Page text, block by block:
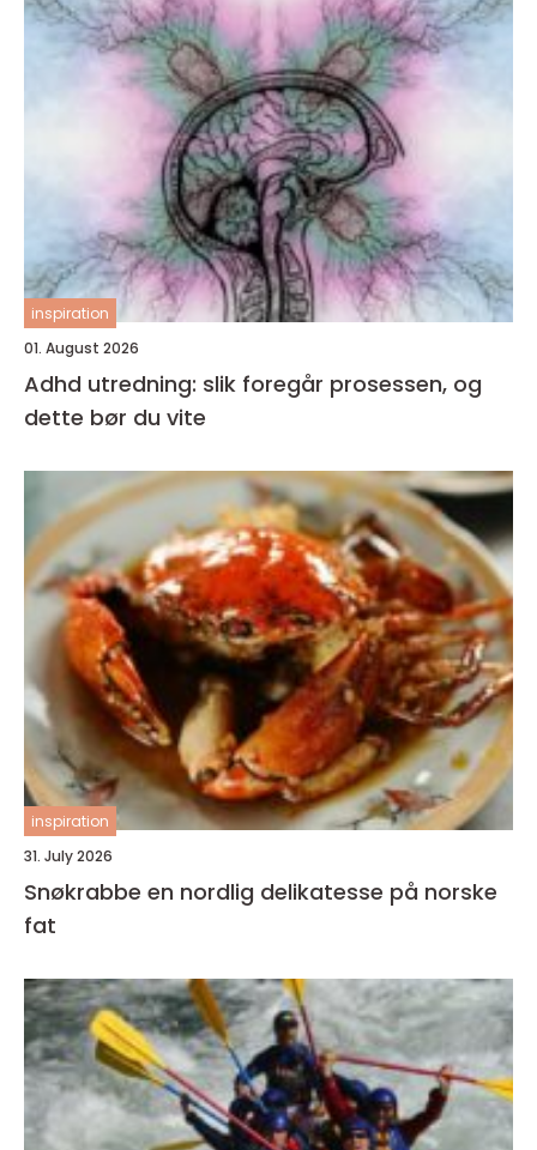
inspiration
01. August 2026
Adhd utredning: slik foregår prosessen, og
dette bør du vite
inspiration
31. July 2026
Snøkrabbe en nordlig delikatesse på norske
fat